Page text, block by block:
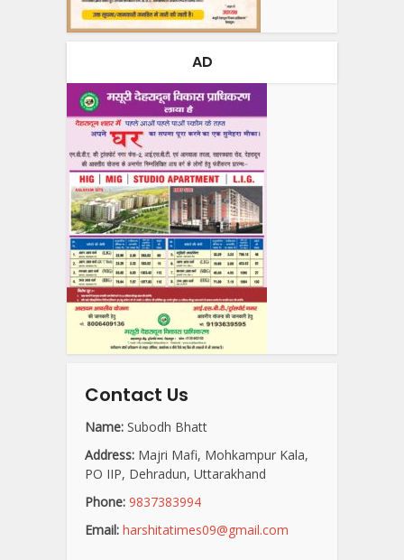
AD
Contact Us
Name: Subodh Bhatt
Address: Majri Mafi, Mohkampur Kala,
PO IIP, Dehradun, Uttarakhand
Phone: 9837383994
Email: harshitatimes09@gmail.com